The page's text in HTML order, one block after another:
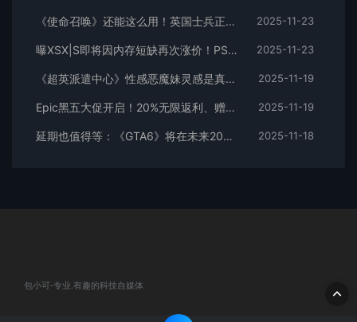
《使命召唤》还能这么用！英国士兵正使用电子游戏提升“战备水平” 2025-11-23
曝XSX|S即将因内存短缺再次涨价！PS5境况则好很多 2025-11-23
《超英派遣中心》性感恶魔妹灵感是真人：百万级女网红 2025-11-19
Epic黑五大促开启！20%无限返利、赠礼功能上线 2025-11-19
延期也值得等：《GTA6》将在未来20年超越所有其他游戏！ 2025-11-18
包小可-专业.有趣的科技自媒体